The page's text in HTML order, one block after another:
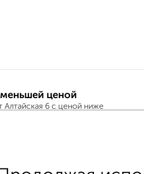
ценой
Алтайская 6 с ценой ниже